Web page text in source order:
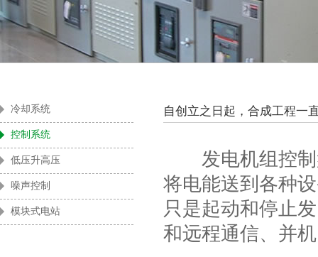
油田钻井台
制造业
酒店及商用楼宇
冷却系统
控制系统
低压升高压
噪声控制
模块式电站
自创立之日起，合成工程一
发电机组控制
将电能送到各种
只是起动和停止
和远程通信、并